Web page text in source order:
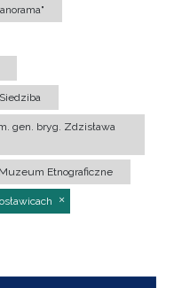
Siedziba
gen. bryg. Zdzisława
Muzeum Etnograficzne